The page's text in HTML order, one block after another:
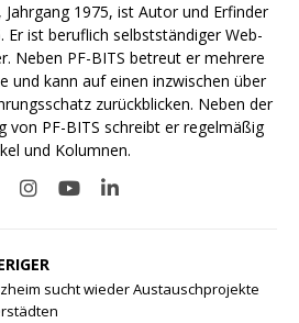
1975, ist Autor und Erfinder
Er ist beruflich selbstständiger Web-
Neben PF-BITS betreut er mehrere
und kann auf einen inzwischen über
zurückblicken. Neben der
von PF-BITS schreibt er regelmäßig
und Kolumnen.
sucht wieder Austauschprojekte